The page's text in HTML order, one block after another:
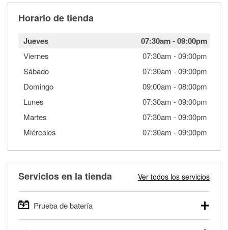
Horario de tienda
Jueves 07:30am-09:00pm
Viernes 07:30am -09:00pm
Sábado
07:30am -09:00pm
Domingo
09:00am -08:00pm
Lunes
07:30am -09:00pm
Martes
07:30am -09:00pm
Miércoles
07:30am -09:00pm
Servicios en la tienda Ver todos los servicios
Prueba de batería